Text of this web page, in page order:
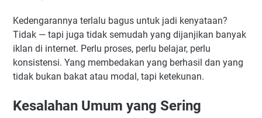
Kedengarannya terlalu bagus untuk jadi kenyataan?
Tidak — tapi juga tidak semudah yang dijanjikan banyak
iklan di internet. Perlu proses, perlu belajar, perlu
konsistensi. Yang membedakan yang berhasil dan yang
tidak bukan bakat atau modal, tapi ketekunan.
Kesalahan Umum yang Sering